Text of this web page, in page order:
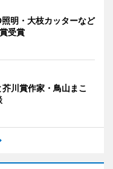
明・大枝カッターなど
受賞
川賞作家・鳥山まこ